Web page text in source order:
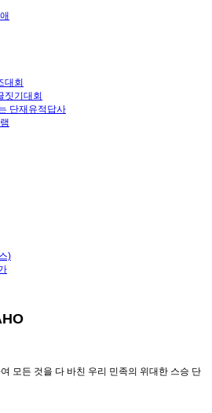
대회
짓기대회
단재유적답사
)
모든 것을 다 바친 우리 민족의 위대한 스승 단